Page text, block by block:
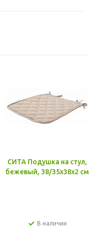
СИТА Подушка на стул,
бежевый, 38/35x38x2 см
В наличии